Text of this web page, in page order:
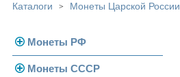
Каталоги > Монеты Царской России
Монеты РФ
Современная Россия
Монеты СССР